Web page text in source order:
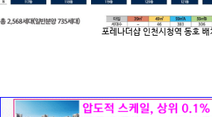
포레나더샵 인천시청역 동호 배